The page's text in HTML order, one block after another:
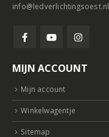
info@ledverlichtingsoest.nl
MIJN ACCOUNT
Mijn account
Winkelwagentje
Sitemap